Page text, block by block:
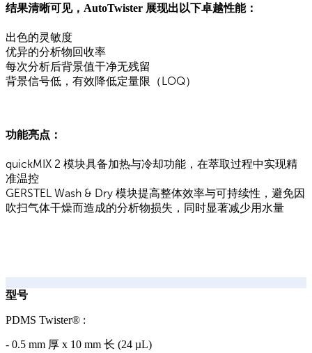
结果清晰可见，AutoTwister 展现出以下卓越性能：
出色的灵敏度
优异的分析物回收率
每次分析后背景值干净无残留
背景信号低，有效降低定量限（LOQ）
功能亮点：
quickMIX 2 模块具备加热与冷却功能，在萃取过程中实现精
准温控
GERSTEL Wash & Dry 模块提高整体效率与可持续性，避免因
吹扫气体干燥而造成的分析物损失，同时显著减少用水量
型号
PDMS Twister® :
- 0.5 mm 厚 x 10 mm 长 (24 µL)